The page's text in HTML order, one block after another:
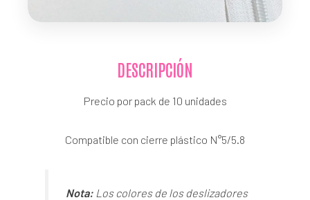
DESCRIPCIÓN
Precio por pack de 10 unidades
Compatible con cierre plástico N°5/5.8
Nota: Los colores de los deslizadores